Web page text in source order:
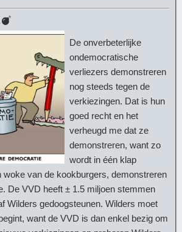
De onverbeterlijke
ondemocratische
verliezers demonstreren
nog steeds tegen de
verkiezingen. Dat is hun
goed recht en het
verheugd me dat ze
demonstreren, want zo
wordt in één klap
woke van de kookburgers, demonstreren
De VVD heeft ± 1.5 miljoen stemmen
Wilders gedoogsteunen. Wilders moet
want de VVD is dan enkel bezig om